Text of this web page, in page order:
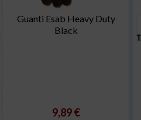
Guanti Esab Heavy Duty
Black
9,89 €